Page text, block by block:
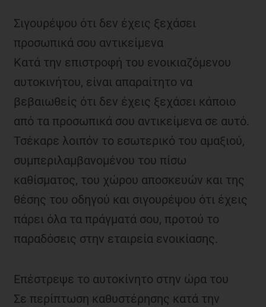
Σιγουρέψου ότι δεν έχεις ξεχάσει
προσωπικά σου αντικείμενα
Κατά την επιστροφή του ενοικιαζόμενου
αυτοκινήτου, είναι απαραίτητο να
βεβαιωθείς ότι δεν έχεις ξεχάσει κάποιο
από τα προσωπικά σου αντικείμενα σε αυτό.
Τσέκαρε λοιπόν το εσωτερικό του αμαξιού,
συμπεριλαμβανομένου του πίσω
καθίσματος, του χώρου αποσκευών και της
θέσης του οδηγού και σιγουρέψου ότι έχεις
πάρει όλα τα πράγματά σου, προτού το
παραδόσεις στην εταιρεία ενοικίασης.
Επέστρεψε το αυτοκίνητο στην ώρα του
Σε περίπτωση καθυστέρησης κατά την